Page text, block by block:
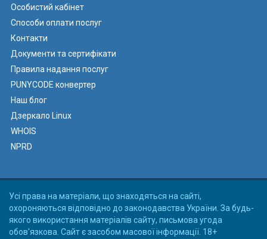
Особистий кабінет
Способи оплати послуг
Контакти
Документи та сертифікати
Правила надання послуг
PUNYCODE конвертер
Наш блог
Дзеркало Linux
WHOIS
NPRD
Усі права на матеріали, що знаходяться на сайті,
охороняються відповідно до законодавства України. За будь-
якого використання матеріалів сайту, письмова угода
обов'язкова. Сайт є засобом масової інформації. 18+